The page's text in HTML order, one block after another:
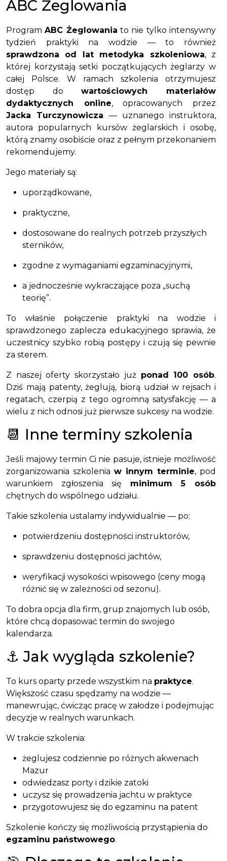
ABC Żeglowania
ProgramABC Żeglowania to nie tylko intensywny
tydzień praktyki na wodzie — to również
sprawdzona od lat metodyka szkoleniowa, z
której korzystają setki początkujących żeglarzy w
całej Polsce. W ramach szkolenia otrzymujesz
dostęp dowartościowych materiałów
dydaktycznych online, opracowanych przez
Jacka Turczynowicza — uznanego instruktora,
autora popularnych kursów żeglarskich i osobę,
którą znamy osobiście oraz z pełnym przekonaniem
rekomendujemy.
Jego materiały są:
uporządkowane,
praktyczne,
dostosowane do realnych potrzeb przyszłych
sterników,
zgodne z wymaganiami egzaminacyjnymi,
a jednocześnie wykraczające poza „suchą
teorię”.
To właśnie połączenie praktyki na wodzie i
sprawdzonego zaplecza edukacyjnego sprawia, że
uczestnicy szybko robią postępy i czują się pewnie
za sterem.
Z naszej oferty skorzystało już ponad 100 osób.
Dziś mają patenty, żeglują, biorą udział w rejsach i
regatach, czerpią z tego ogromną satysfakcję — a
wielu z nich odnosi już pierwsze sukcesy na wodzie.
📆 Inne terminy szkolenia
Jeśli majowy termin Ci nie pasuje, istnieje możliwość
zorganizowania szkolenia w innym terminie, pod
warunkiem zgłoszenia się minimum 5 osób
chętnych do wspólnego udziału.
Takie szkolenia ustalamy indywidualnie — po:
potwierdzeniu dostępności instruktorów,
sprawdzeniu dostępności jachtów,
weryfikacji wysokości wpisowego (ceny mogą
różnić się w zależności od sezonu).
To dobra opcja dla firm, grup znajomych lub osób,
które chcą dopasować termin do swojego
kalendarza.
⚓ Jak wygląda szkolenie?
To kurs oparty przede wszystkim na praktyce.
Większość czasu spędzamy na wodzie —
manewrując, ćwicząc pracę w załodze i podejmując
decyzje w realnych warunkach.
W trakcie szkolenia:
żeglujesz codziennie po różnych akwenach
Mazur
odwiedzasz porty i dzikie zatoki
uczysz się prowadzenia jachtu w praktyce
przygotowujesz się do egzaminu na patent
Szkolenie kończy się możliwością przystąpienia do
egzaminu państwowego.